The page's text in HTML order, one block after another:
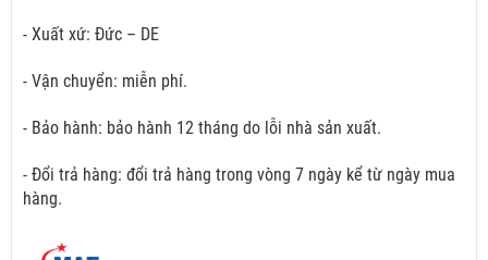
- Xuất xứ: Đức – DE
- Vận chuyển: miễn phí.
- Bảo hành: bảo hành 12 tháng do lỗi nhà sản xuất.
- Đổi trả hàng: đổi trả hàng trong vòng 7 ngày kể từ ngày mua
hàng.